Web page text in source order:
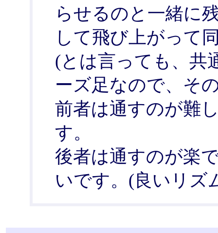
らせるのと一緒に
して飛び上がって
(とは言っても、共
ーズ足なので、そ
前者は通すのが難
す。
後者は通すのが楽
いです。(良いリズ